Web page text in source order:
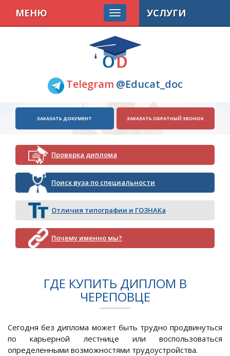
Telegram @Educat_doc
МЕНЮ
ЗАКАЗАТЬ ДОКУМЕНТ ЗАКАЗАТЬ ОБРАТНЫЙ ЗВОНОК
Проверка диплома
Поиск вуза по специальности
Отличия типографии и ГОЗНАКа
Почему именно мы?
УСЛУГИ
ГДЕ КУПИТЬ ДИПЛОМ В
ЧЕРЕПОВЦЕ
Сегодня без диплома может быть трудно продвинуться
по карьерной лестнице или воспользоваться
определенными возможностями трудоустройства.